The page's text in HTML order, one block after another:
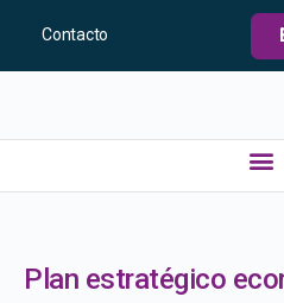
Contacto
Plan estratégico